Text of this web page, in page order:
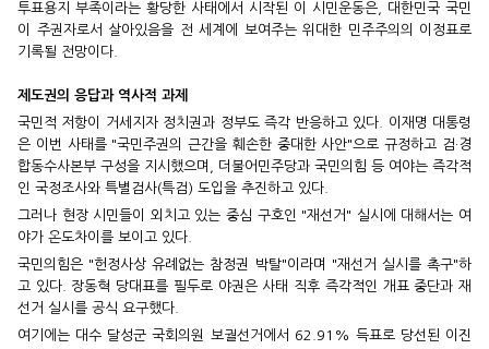
투표용지 부족이라는 황당한 사태에서 시작된 이 시민운동은, 대한민국 국민
이 주권자로서 살아있음을 전 세계에 보여주는 위대한 민주주의의 이정표로
기록될 전망이다.
제도권의 응답과 역사적 과제
국민적 저항이 거세지자 정치권과 정부도 즉각 반응하고 있다. 이재명 대통령
은 이번 사태를 "국민주권의 근간을 훼손한 중대한 사안"으로 규정하고 검·경
합동수사본부 구성을 지시했으며, 더불어민주당과 국민의힘 등 여야는 즉각적
인 국정조사와 특별검사(특검) 도입을 추진하고 있다.
그러나 현장 시민들이 외치고 있는 중심 구호인 "재선거" 실시에 대해서는 여
야가 온도차이를 보이고 있다.
국민의힘은 "헌정사상 유례없는 참정권 박탈"이라며 "재선거 실시를 촉구"하
고 있다. 장동혁 당대표를 필두로 야권은 사태 직후 즉각적인 개표 중단과 재
선거 실시를 공식 요구했다.
여기에는 대수 달성군 국회의원 보궐선거에서 62.91% 득표로 당선된 이진